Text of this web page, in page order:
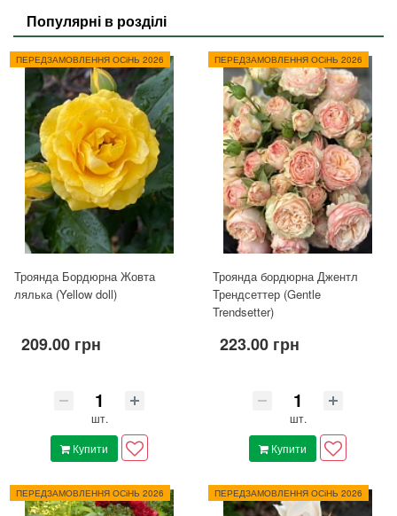
Популярні в розділі
ПЕРЕДЗАМОВЛЕННЯ ОСіНЬ 2026
Троянда Бордюрна Жовта
лялька (Yellow doll)
209.00 грн
шт.
Купити
ПЕРЕДЗАМОВЛЕННЯ ОСіНЬ 2026
Троянда бордюрна Джентл
Трендсеттер (Gentle
Trendsetter)
223.00 грн
шт.
Купити
ПЕРЕДЗАМОВЛЕННЯ ОСіНЬ 2026 ПЕРЕДЗАМОВЛЕННЯ ОСіНЬ 2026